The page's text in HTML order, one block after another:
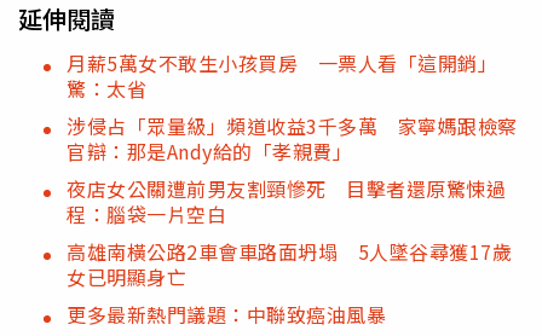
延伸閱讀
月薪5萬女不敢生小孩買房 一票人看「這開銷」
驚：太省
涉侵占「眾量級」頻道收益3千多萬 家寧媽跟檢察
官辯：那是Andy給的「孝親費」
夜店女公關遭前男友割頸慘死 目擊者還原驚悚過
程：腦袋一片空白
高雄南橫公路2車會車路面坍塌 5人墜谷尋獲17歲
女已明顯身亡
更多最新熱門議題：中聯致癌油風暴